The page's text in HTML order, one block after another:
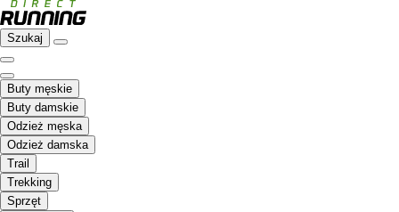
Szukaj
Buty męskie
Buty damskie
Odzież męska
Odzież damska
Trail
Trekking
Sprzęt